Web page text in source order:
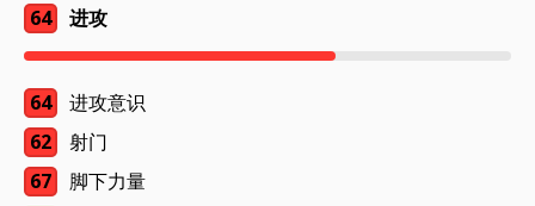
64
进攻
64
进攻意识
62
射门
67
脚下力量